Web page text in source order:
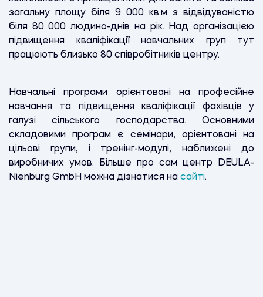
загальну площу біля 9 000 кв.м з відвідуваністю
біля 80 000 людино-днів на рік. Над організацією
підвищення кваліфікації навчальних груп тут
працюють близько 80 співробітників центру.
Навчальні програми орієнтовані на професійне
навчання та підвищення кваліфікації фахівців у
галузі сільського господарства. Основними
складовими програм є семінари, орієнтовані на
цільові групи, і тренінг-модулі, наближені до
виробничих умов. Більше про сам центр DEULA-
Nienburg GmbH можна дізнатися на сайті.